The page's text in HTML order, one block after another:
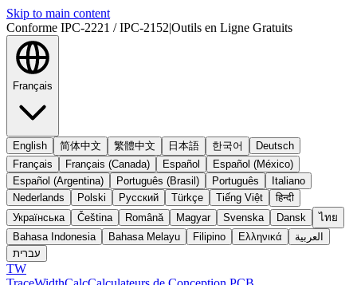
Skip to main content
Conforme IPC-2221 / IPC-2152|Outils en Ligne Gratuits
Français
English 简体中文 繁體中文 日本語 한국어
Deutsch
Français
Français (Canada) Español
Español (México)
Español (Argentina)
Português (Brasil) Português
Italiano
Nederlands
Polski Русский Türkçe Tiếng Việt
हिन्दी
Українська
Čeština Română Magyar Svenska Dansk
ไทย
Bahasa Indonesia
Bahasa Melayu Filipino Ελληνικά
العربية
עברית
TW